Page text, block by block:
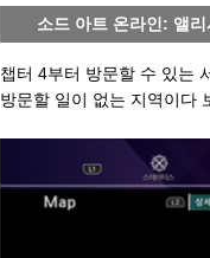
소드 아트 온라인: 앨
챕터 4부터 방문할 수 있는
방문할 일이 없는 지역이다